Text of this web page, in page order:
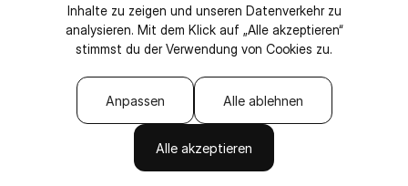
Einmalige Zahlung 0 % Transaktionsgebühren
Inhalte zu zeigen und unseren Datenverkehr zu
analysieren. Mit dem Klick auf „Alle akzeptieren“
stimmst du der Verwendung von Cookies zu.
Anpassen Alle ablehnen
Alle akzeptieren